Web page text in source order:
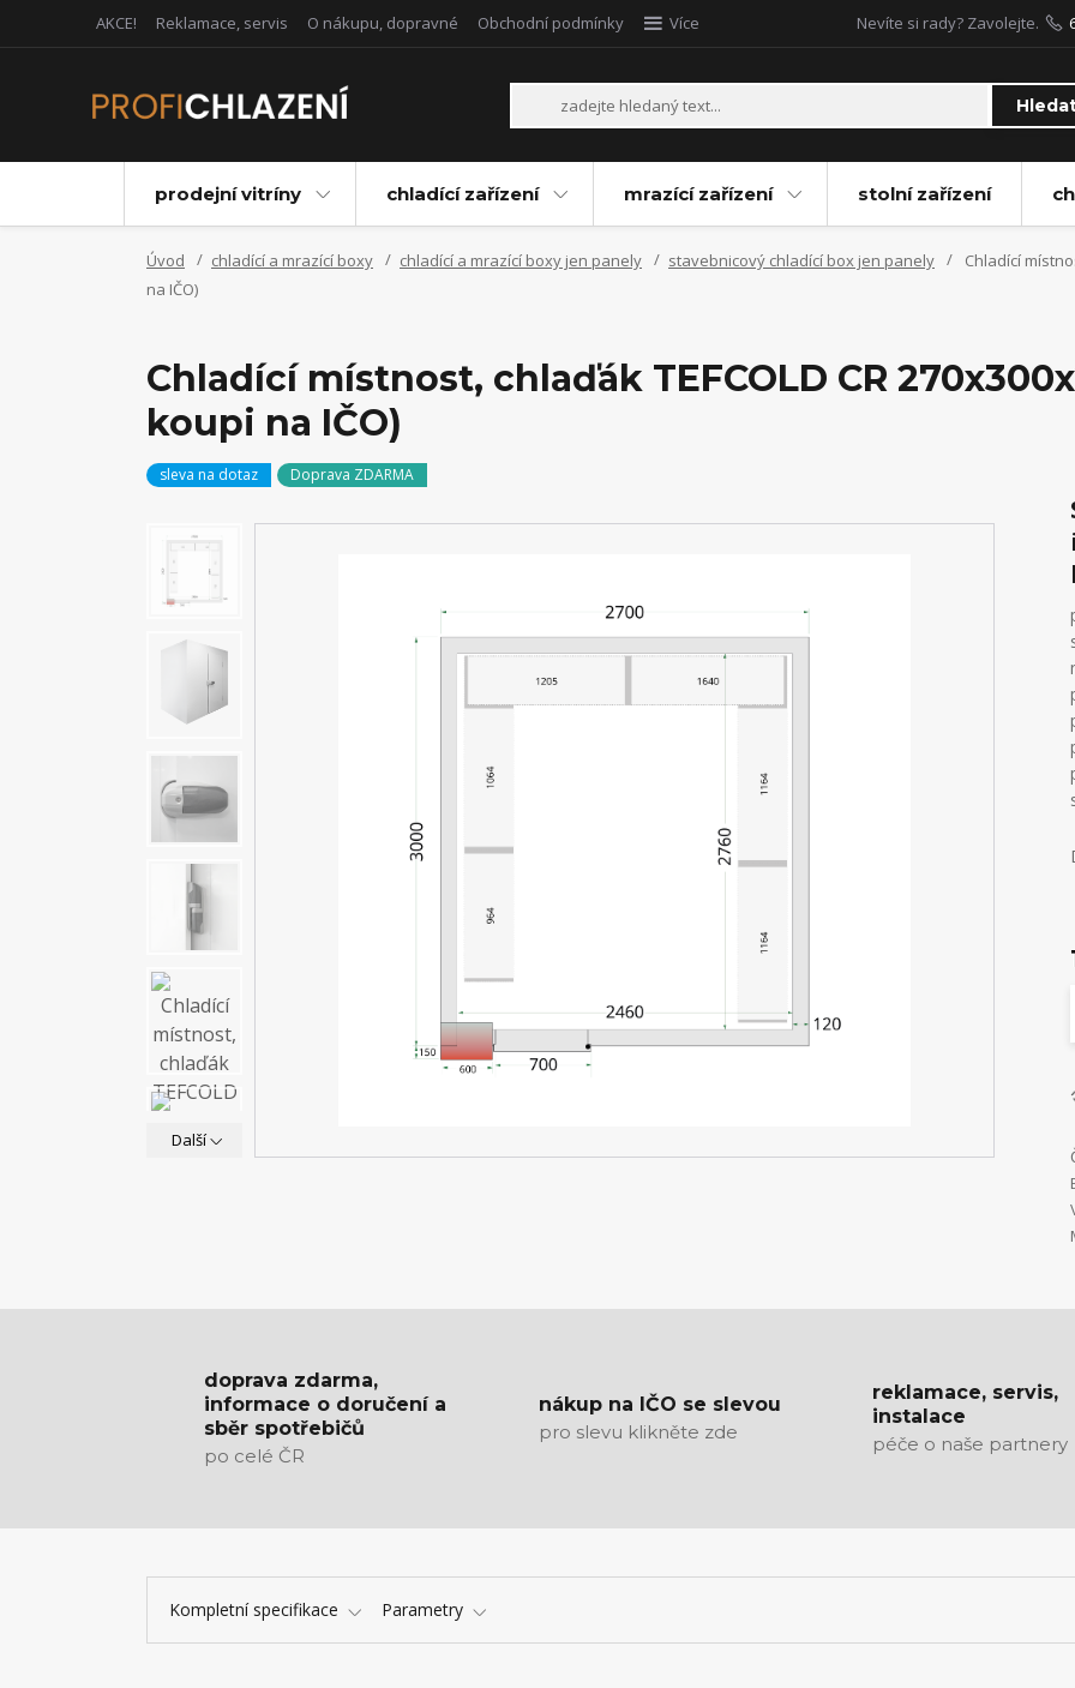
AKCE! Reklamace, servis O nákupu, dopravné Obchodní podmínky Více Nevíte si rady? Zavolejte.
prodejní vitríny chladící zařízení mrazící zařízení stolní zařízení
Úvod chladící a mrazící boxy chladící a mrazící boxy jen panely stavebnicový chladící box jen panely
Chladící
na IČO)
Chladící místnost, chlaďák TEFCOLD CR
koupi na IČO)
sleva na dotaz Doprava ZDARMA
Další
doprava zdarma,
informace o doručení a
sběr spotřebičů
po celé ČR
nákup na IČO se slevou
pro slevu klikněte zde
reklamace, servis,
instalace
péče o naše partnery
Kompletní specifikace Parametry